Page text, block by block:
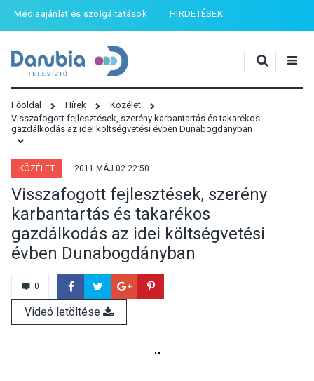
Médiaajánlat és szolgáltatások HIRDETÉSEK
Főoldal Hírek
Közélet
Visszafogott fejlesztések, szerény karbantartás és takarékos
gazdálkodás az idei költségvetési évben Dunabogdányban
KÖZÉLET 2011 MÁJ 02 22:50
Visszafogott fejlesztések, szerény
karbantartás és takarékos
gazdálkodás az idei költségvetési
évben Dunabogdányban
0
Videó letöltése